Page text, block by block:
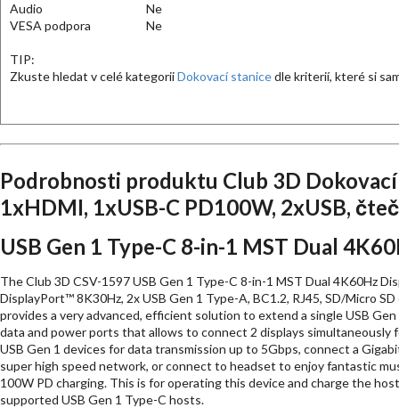
Audio
Ne
VESA podpora
Ne
TIP:
Zkuste hledat v celé kategoriiDokovací stanicedle kriterií, které si
Podrobnosti produktu Club 3D Dokovací
1xHDMI, 1xUSB-C PD100W, 2xUSB,
USB Gen 1 Type-C 8-in-1 MST Dual
The Club 3D CSV-1597 USB Gen 1 Type-C 8-in-1 MST Dual 4K60Hz
DisplayPort™ 8K30Hz, 2x USB Gen 1 Type-A, BC1.2, RJ45, SD/Micro
provides a very advanced, efficient solution to extend a single USB
data and power ports that allows to connect 2 displays simultaneously
USB Gen 1 devices for data transmission up to 5Gbps, connect a
super high speed network, or connect to headset to enjoy fantastic
100W PD charging. This is for operating this device and charge the
supported USB Gen 1 Type-C hosts.